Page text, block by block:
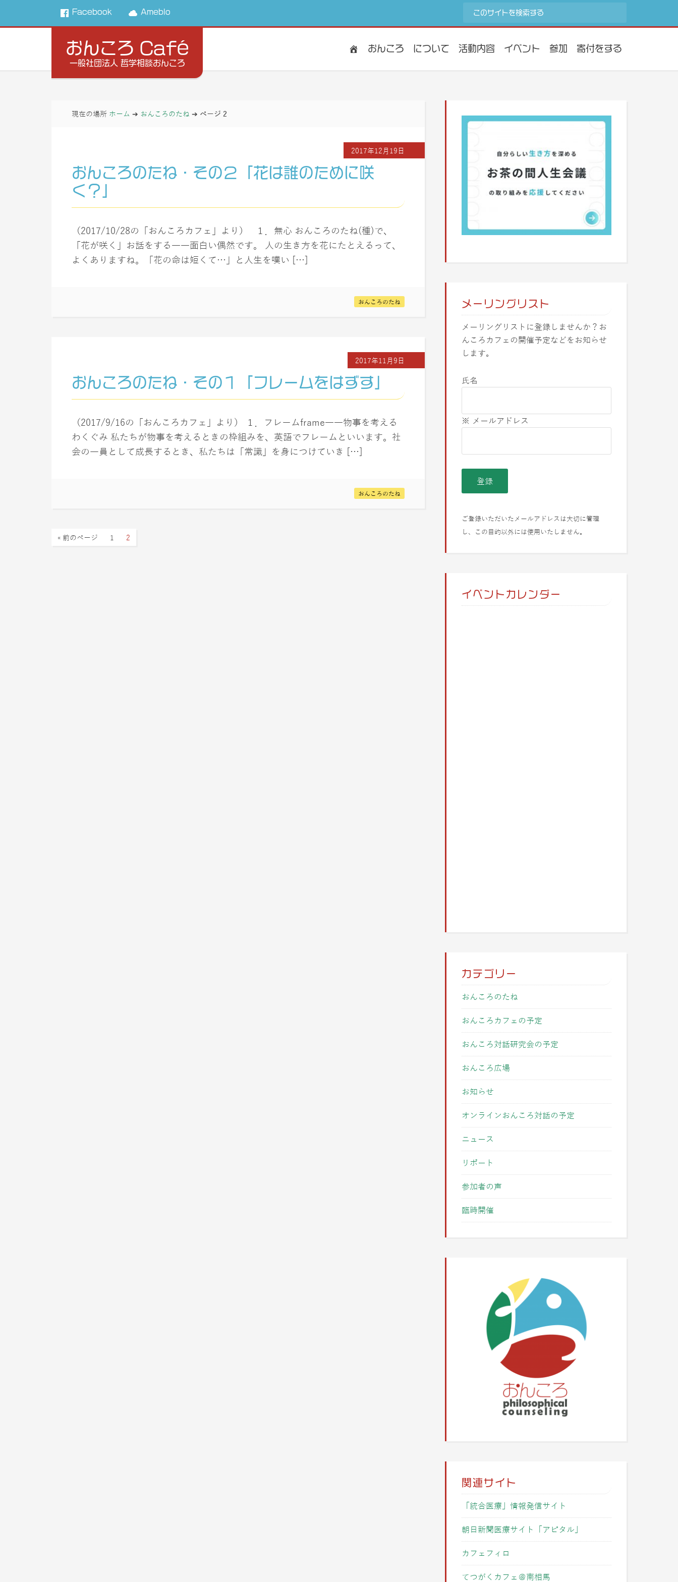
Facebook Ameblo
おんころ Café
一般社団法人 哲学相談おんころ
おんころ について 活動内容 イベント 参加 寄付をする
現在の場所 ホーム ➔ おんころのたね ➔ ページ 2
2017年12月19日
おんころのたね・その２「花は誰のために咲
く？」
（2017/10/28の「おんころカフェ」より） １．無心 おんころのたね(種)で、
「花が咲く」お話をする――面白い偶然です。 人の生き方を花にたとえるって、
よくありますね。「花の命は短くて…」と人生を嘆い […]
おんころのたね
2017年11月9日
おんころのたね・その１「フレームをはずす」
（2017/9/16の「おんころカフェ」より） １．フレームframe――物事を考える
わくぐみ 私たちが物事を考えるときの枠組みを、英語でフレームといいます。社
会の一員として成長するとき、私たちは「常識」を身につけていき […]
おんころのたね
« 前のページ 1 2
メーリングリスト
メーリングリストに登録しませんか？お
んころカフェの開催予定などをお知らせ
します。
氏名
※ メールアドレス
ご登録いただいたメールアドレスは大切に管理
し、この目的以外には使用いたしません。
イベントカレンダー
カテゴリー
おんころのたね
おんころカフェの予定
おんころ対話研究会の予定
おんころ広場
お知らせ
オンラインおんころ対話の予定
ニュース
リポート
参加者の声
臨時開催
関連サイト
「統合医療」情報発信サイト
朝日新聞医療サイト「アピタル」
カフェフィロ
てつがくカフェ＠南相馬